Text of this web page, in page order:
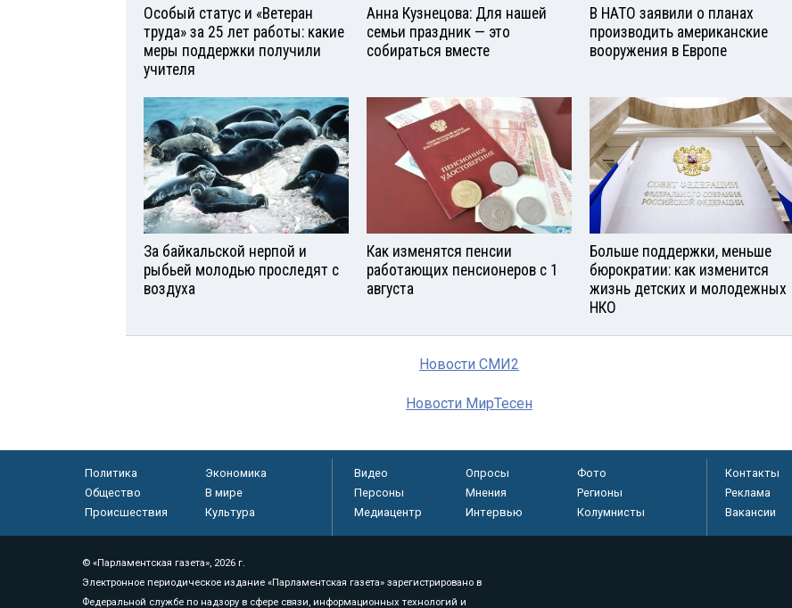
Особый статус и «Ветеран
труда» за 25 лет работы: какие
меры поддержки получили
учителя
Анна Кузнецова: Для нашей
семьи праздник — это
собираться вместе
В НАТО заявили о планах
производить американские
вооружения в Европе
За байкальской нерпой и
рыбьей молодью проследят с
воздуха
Как изменятся пенсии
работающих пенсионеров с 1
августа
Больше поддержки, меньше
бюрократии: как изменится
жизнь детских и молодежных
НКО
Новости СМИ2
Новости МирТесен
Политика
Экономика
Общество
В мире
Происшествия
Культура
Видео Опросы
Фото
Персоны
Мнения
Регионы
Медиацентр
Интервью Колумнисты
Контакты
Реклама
Вакансии
© «Парламентская газета», 2026 г.
Электронное периодическое издание «Парламентская газета» зарегистрировано в
Федеральной службе по надзору в сфере связи, информационных технологий и